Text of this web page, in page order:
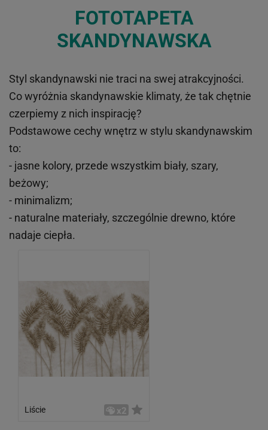
FOTOTAPETA
SKANDYNAWSKA
Styl skandynawski nie traci na swej atrakcyjności.
Co wyróżnia skandynawskie klimaty, że tak chętnie
czerpiemy z nich inspirację?
Podstawowe cechy wnętrz w stylu skandynawskim
to:
- jasne kolory, przede wszystkim biały, szary,
beżowy;
- minimalizm;
- naturalne materiały, szczególnie drewno, które
nadaje ciepła.
Liście x2